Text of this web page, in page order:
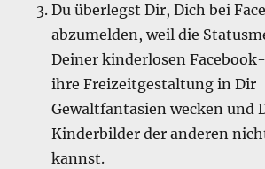
Du überlegst Dir, Dich bei
abzumelden, weil die
Deiner kinderlosen
ihre Freizeitgestaltung in Dir
Gewaltfantasien wecken und
Kinderbilder der anderen
kannst.